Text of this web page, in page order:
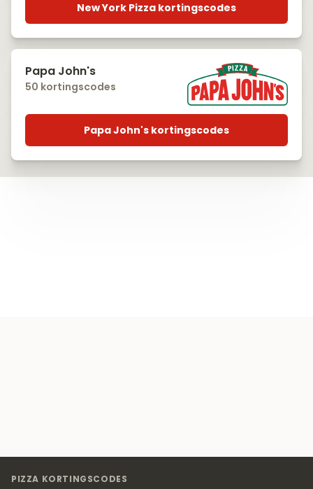
New York Pizza kortingscodes
Papa John's
50 kortingscodes
Papa John's kortingscodes
PIZZA KORTINGSCODES